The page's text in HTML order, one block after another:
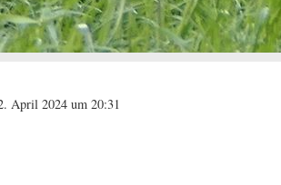
April 2024 um 20:31